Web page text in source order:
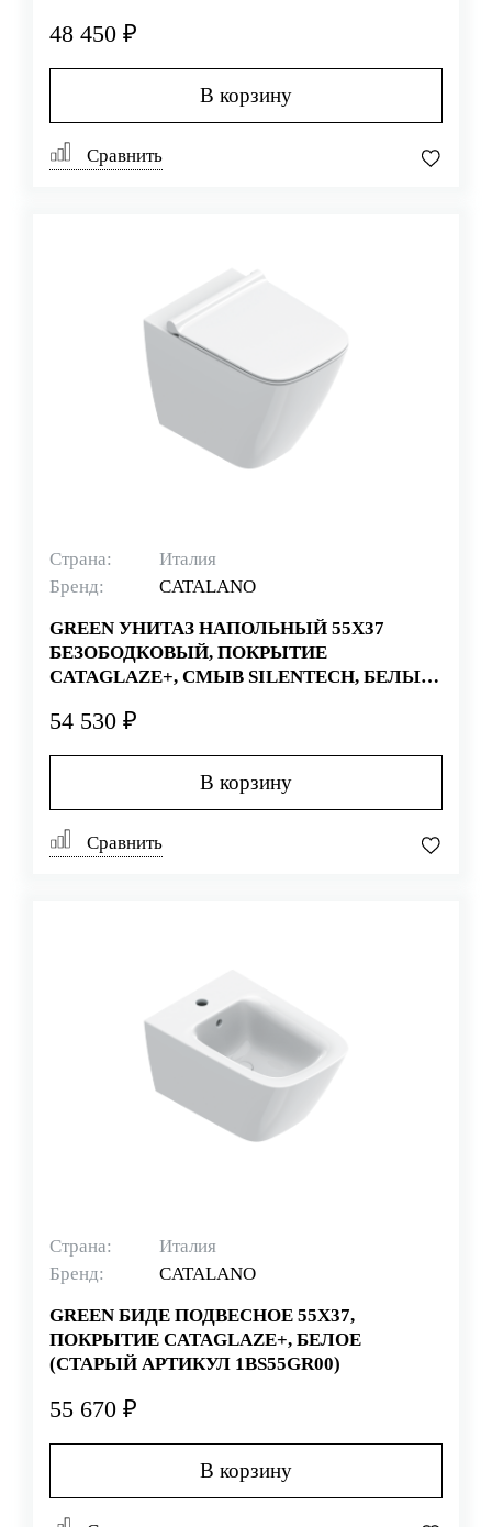
48 450 ₽
В корзину
Сравнить
Страна:
Италия
Бренд:
CATALANO
GREEN УНИТАЗ НАПОЛЬНЫЙ 55Х37
БЕЗОБОДКОВЫЙ, ПОКРЫТИЕ
CATAGLAZE+, СМЫВ SILENTECH, БЕЛЫЙ
54 530 ₽
В корзину
Сравнить
Страна:
Италия
Бренд:
CATALANO
GREEN БИДЕ ПОДВЕСНОЕ 55Х37,
ПОКРЫТИЕ CATAGLAZE+, БЕЛОЕ
(СТАРЫЙ АРТИКУЛ 1BS55GR00)
55 670 ₽
В корзину